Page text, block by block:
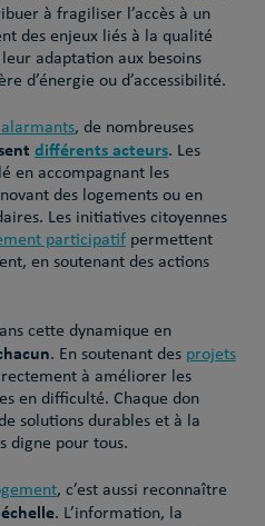
à fragiliser l’accès à un
des enjeux liés à la qualité
adaptation aux besoins
d’énergie ou d’accessibilité.
, de nombreuses
différents acteurs. Les
en accompagnant les
des logements ou en
Les initiatives citoyennes
participatifpermettent
en soutenant des actions
cette dynamique en
. En soutenant des projets
à améliorer les
en difficulté. Chaque don
solutions durables et à la
digne pour tous.
, c’est aussi reconnaître
. L’information, la